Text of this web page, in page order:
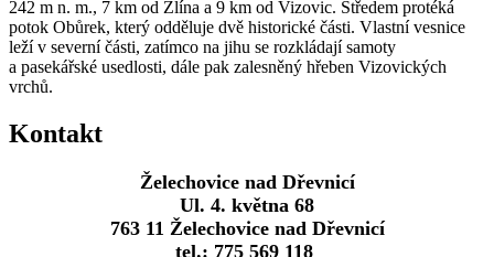
242 m n. m., 7 km od Zlína a 9 km od Vizovic. Středem protéká
potok Obůrek, který odděluje dvě historické části. Vlastní vesnice
leží v severní části, zatímco na jihu se rozkládají samoty
a pasekářské usedlosti, dále pak zalesněný hřeben Vizovických
vrchů.
Kontakt
Želechovice nad Dřevnicí
Ul. 4. května 68
763 11 Želechovice nad Dřevnicí
tel.: 775 569 118